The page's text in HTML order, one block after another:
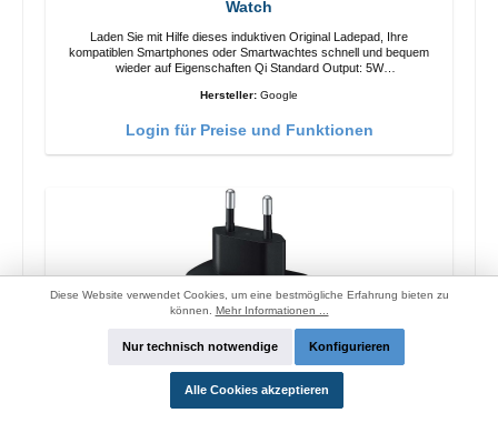
Watch
Laden Sie mit Hilfe dieses induktiven Original Ladepad, Ihre
kompatiblen Smartphones oder Smartwachtes schnell und bequem
wieder auf Eigenschaften Qi Standard Output: 5W
Hersteller: Google
Login für Preise und Funktionen
Diese Website verwendet Cookies, um eine bestmögliche Erfahrung bieten zu
können. Mehr Informationen ...
Nur technisch notwendige Konfigurieren
Alle Cookies akzeptieren